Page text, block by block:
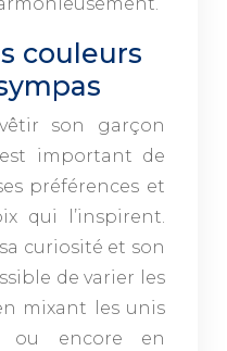
couleurs
son garçon
important de
préférences et
qui l’inspirent.
curiosité et son
de varier les
mixant les unis
ou encore en